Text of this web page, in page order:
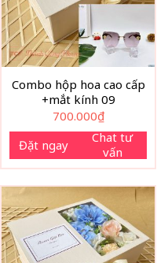
Combo hộp hoa cao cấp
+mắt kính 09
700.000₫
Đặt ngay
Chat tư
vấn